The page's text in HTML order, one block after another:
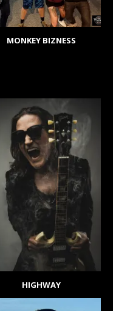
MONKEY BIZNESS
HIGHWAY